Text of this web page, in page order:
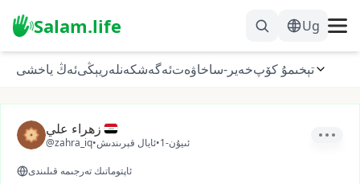
Salam.life Ug
ئەڭ ياخشىيېڭى ئەگەشكەنلەرخەير-ساخاۋەتتېخىمۇ كۆپ
زهراء علي
@zahra_iq•ئايال قېرىندىش• 1-ئىيۇن
ئاپتوماتىك تەرجىمە قىلىندى